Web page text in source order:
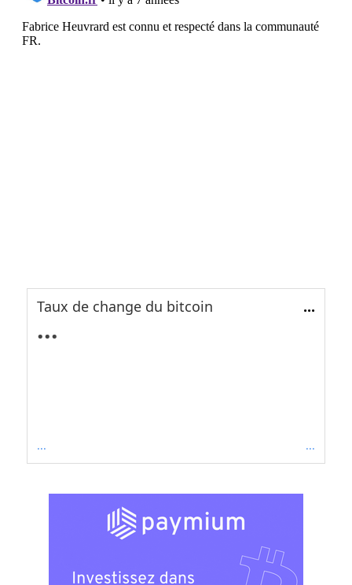
Taux de change du bitcoin ...
...
... ...